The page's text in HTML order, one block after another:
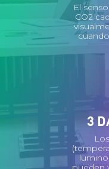
El
CO2
3